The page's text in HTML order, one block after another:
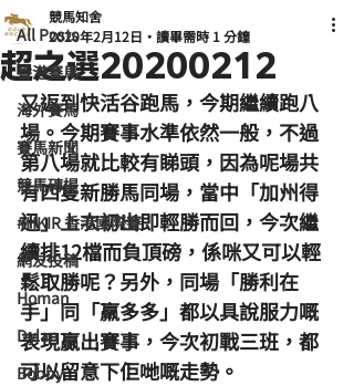
All Posts
香港賽馬
海外賽馬
賽馬新聞
競馬磚提
#HKIR 香港國際賽
網友投稿
Homan
Dylan
Bobby
超之選20200212
競馬知舍
2020年2月12日
讀畢需時 1 分鐘
又返到快活谷跑馬，今期繼續跑八
場。今期賽事水準依然一般，不過
第八場就比較有睇頭，因為呢場共
有四隻新勝馬同場，當中「加州得
迅」上次初出即輕勝而回，今次繼
續排12檔而負頂磅，係咪又可以輕
鬆取勝呢？另外，同場「勝利在
手」同「羸多多」都以具說服力嘅
表現贏出賽事，今次初戰三班，都
可以留意下佢哋嘅走勢。